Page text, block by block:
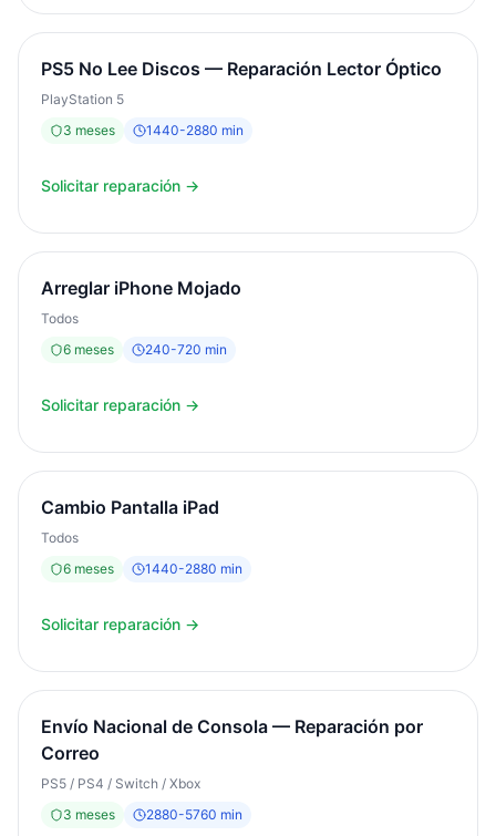
PS5 No Lee Discos — Reparación Lector Óptico
PlayStation 5
3 meses 1440-2880 min
Solicitar reparación →
Arreglar iPhone Mojado
Todos
6 meses 240-720 min
Solicitar reparación →
Cambio Pantalla iPad
Todos
6 meses 1440-2880 min
Solicitar reparación →
Envío Nacional de Consola — Reparación por
Correo
PS5 / PS4 / Switch / Xbox
3 meses 2880-5760 min